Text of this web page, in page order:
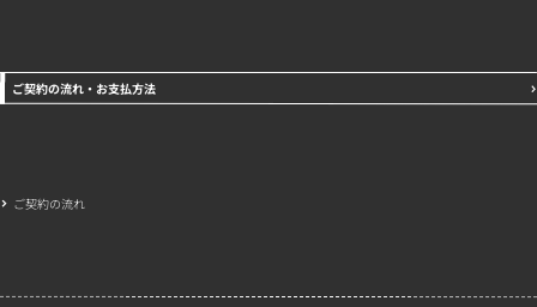
ご契約の流れ・お支払方法
ご契約の流れ